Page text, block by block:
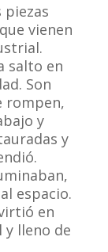
piezas
vienen
salto en
Son
rompen,
y
y
espacio.
en
y lleno de